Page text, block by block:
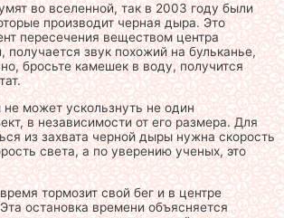
во вселенной, так в 2003 году были
производит черная дыра. Это
пересечения веществом центра
получается звук похожий на бульканье,
бросьте камешек в воду, получится
может ускользнуть не один
в независимости от его размера. Для
из захвата черной дыры нужна скорость
света, а по уверению ученых, это
тормозит свой бег и в центре
остановка времени объясняется